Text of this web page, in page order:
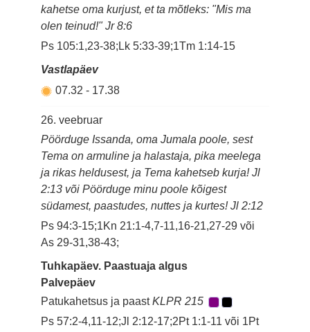
kahetse oma kurjust, et ta mõtleks: "Mis ma
olen teinud!" Jr 8:6
Ps 105:1,23-38;Lk 5:33-39;1Tm 1:14-15
Vastlapäev
07.32- 17.38
26. veebruar
Pöörduge Issanda, oma Jumala poole, sest
Tema on armuline ja halastaja, pika meelega
ja rikas heldusest, ja Tema kahetseb kurja! Jl
2:13 või Pöörduge minu poole kõigest
südamest, paastudes, nuttes ja kurtes! Jl 2:12
Ps 94:3-15;1Kn 21:1-4,7-11,16-21,27-29 või
As 29-31,38-43;
Tuhkapäev. Paastuaja algus
Palvepäev
Patukahetsus ja paast KLPR 215
Ps 57:2-4,11-12;Jl 2:12-17;2Pt 1:1-11 või 1Pt